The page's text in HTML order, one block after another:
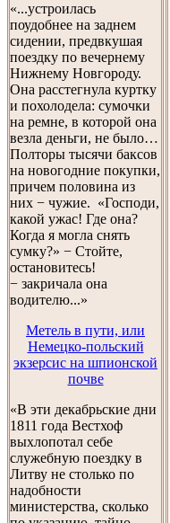
«...устроилась
поудобнее на заднем
сидении, предвкушая
поездку по вечернему
Нижнему Новгороду.
Она расстегнула куртку
и похолодела: сумочки
на ремне, в которой она
везла деньги, не было…
Полторы тысячи баксов
на новогодние покупки,
причем половина из
них − чужие. «Господи,
какой ужас! Где она?
Когда я могла снять
сумку?» − Стойте,
остановитесь!
− закричала она
водителю...»
Метель в пути, или
Немецко-польский
экзерсис на шпионской
почве
«В эти декабрьские дни
1811 года Вестхоф
выхлопотал себе
служебную поездку в
Литву не столько по
надобности
министерства, сколько